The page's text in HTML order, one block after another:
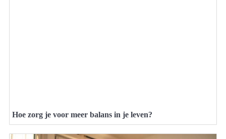
Hoe zorg je voor meer balans in je leven?